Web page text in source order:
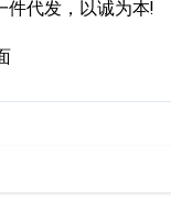
件代发，以诚为本!